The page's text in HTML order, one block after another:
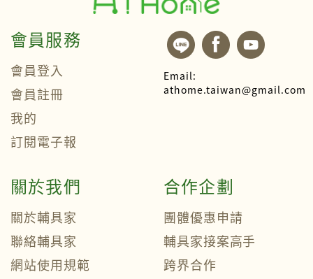
會員服務
會員登入
會員註冊
我的
訂閱電子報
Email:
athome.taiwan@gmail.com
關於我們
關於輔具家
聯絡輔具家
網站使用規範
合作企劃
團體優惠申請
輔具家接案高手
跨界合作